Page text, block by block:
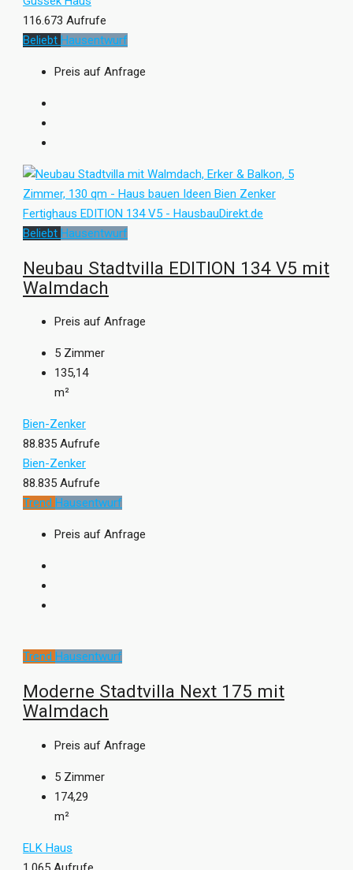
116.673 Aufrufe
Beliebt Hausentwurf
Preis auf Anfrage
Beliebt Hausentwurf
Neubau Stadtvilla EDITION 134 V5 mit
Walmdach
Preis auf Anfrage
5 Zimmer
135,14
m²
Bien-Zenker
88.835 Aufrufe
Bien-Zenker
88.835 Aufrufe
Trend Hausentwurf
Preis auf Anfrage
Trend Hausentwurf
Moderne Stadtvilla Next 175 mit
Walmdach
Preis auf Anfrage
5 Zimmer
174,29
m²
ELK Haus